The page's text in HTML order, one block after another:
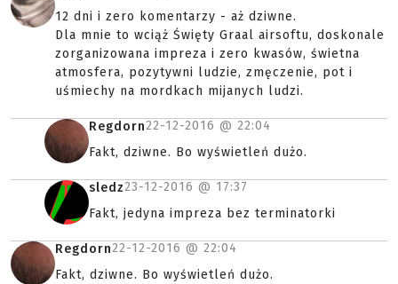
12 dni i zero komentarzy - aż dziwne.
Dla mnie to wciąż Święty Graal airsoftu, doskonale
zorganizowana impreza i zero kwasów, świetna
atmosfera, pozytywni ludzie, zmęczenie, pot i
uśmiechy na mordkach mijanych ludzi.
Regdorn22-12-2016 @ 22:04
Fakt, dziwne. Bo wyświetleń dużo.
sledz23-12-2016 @ 17:37
Fakt, jedyna impreza bez terminatorki
Regdorn22-12-2016 @ 22:04
Fakt, dziwne. Bo wyświetleń dużo.